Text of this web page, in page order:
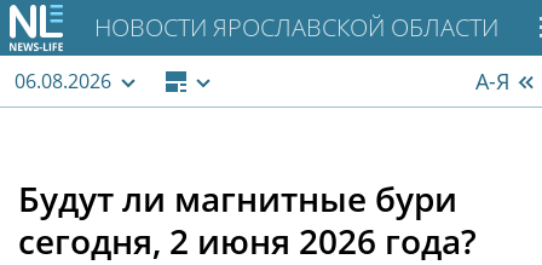
НОВОСТИ ЯРОСЛАВСКОЙ ОБЛАСТИ
06.08.2026 А-Я
Будут ли магнитные бури
сегодня, 2 июня 2026 года?